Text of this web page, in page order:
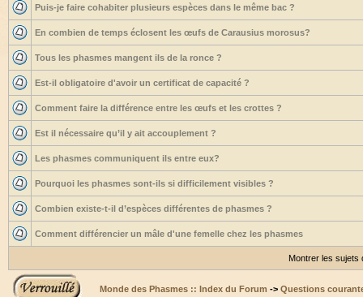
Puis-je faire cohabiter plusieurs espèces dans le même bac ?
En combien de temps éclosent les œufs de Carausius morosus?
Tous les phasmes mangent ils de la ronce ?
Est-il obligatoire d'avoir un certificat de capacité ?
Comment faire la différence entre les œufs et les crottes ?
Est il nécessaire qu’il y ait accouplement ?
Les phasmes communiquent ils entre eux?
Pourquoi les phasmes sont-ils si difficilement visibles ?
Combien existe-t-il d’espèces différentes de phasmes ?
Comment différencier un mâle d'une femelle chez les phasmes
Montrer les sujets
Monde des Phasmes :: Index du Forum -> Questions